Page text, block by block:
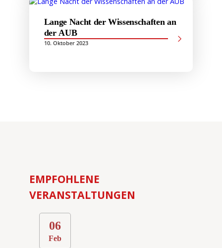
Lange Nacht der Wissenschaften an
der AUB
10. Oktober 2023
EMPFOHLENE
VERANSTALTUNGEN
06
Feb